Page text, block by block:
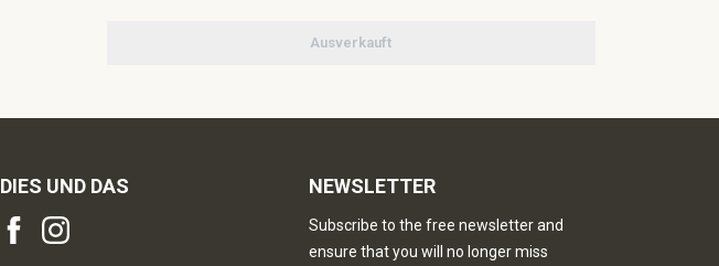
Ausverkauft
DIES UND DAS NEWSLETTER
Subscribe to the free newsletter and
ensure that you will no longer miss